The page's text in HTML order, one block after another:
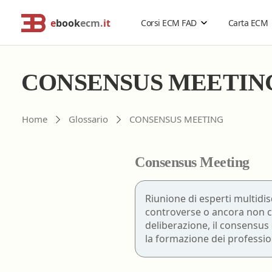
ebookecm.it Corsi ECM FAD
Catalogo Generale
Educatore professionale
Carta ECM
Professionisti della salute
Estensione validità corsi ECM
Rimborso corsi ECM
Risoluzione problemi
Problemi accesso ebookecm.it
Recupero email
Sostituzione password
- Domande frequenti
Cerca corsi ECM o altro
CONSENSUS
Home Glossario CONSENSUS MEETING
Consensus Meeting
Riunione di esperti
controverse o ancora non
deliberazione, il
la formazione dei